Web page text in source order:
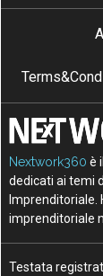
Nextwork360 è
dedicati ai temi
Imprenditoriale.
imprenditoriale
Testata